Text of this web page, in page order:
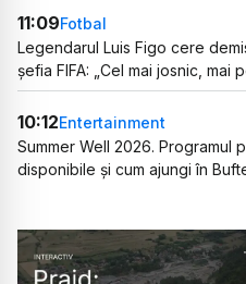
11:09Fotbal
Legendarul Luis Figo cere
șefia FIFA: „Cel mai josnic, mai
10:12Entertainment
Summer Well 2026. Programul
disponibile și cum ajungi în